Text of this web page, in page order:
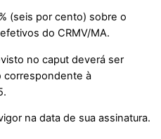
(seis por cento) sobre o
do CRMV/MA.
no caput deverá ser
correspondente à
na data de sua assinatura.